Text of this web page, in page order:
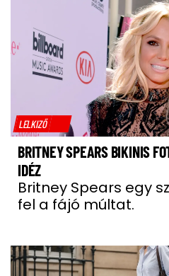
LELKIZŐ
BRITNEY SPEARS BIKINIS
IDÉZ
Britney Spears egy
fel a fájó múltat.